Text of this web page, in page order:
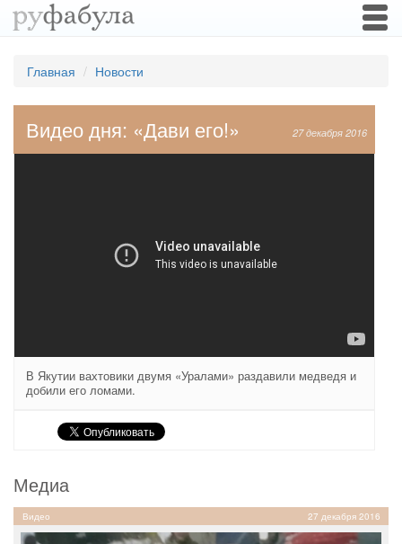
Главная Новости
27 декабря 2016
Видео дня: «Дави его!»
В Якутии вахтовики двумя «Уралами» раздавили медведя и
добили его ломами.
Медиа
Видео 27 декабря 2016